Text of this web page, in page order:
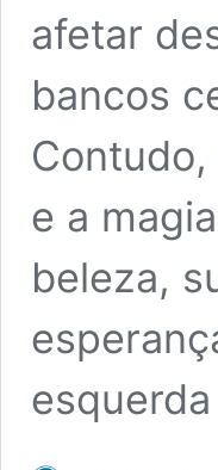
afetar
bancos
e a
beleza,